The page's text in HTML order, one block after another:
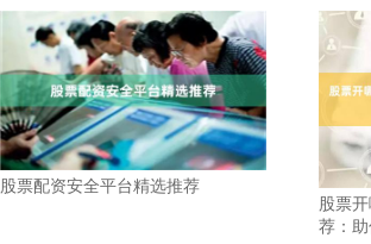
股票配资安全平台精选推荐
股票
荐：